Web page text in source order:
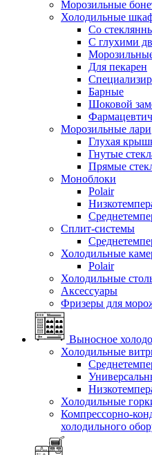
Морозильные
Холодильные
Со
С глухими
Для пекарен
Барные
Шоковой
Морозильные лари
Глухая
Гнутые
Прямые
Моноблоки
Polair
Сплит-системы
Холодильные
Polair
Холодильные
Аксессуары
Фризеры для
Выносное
Холодильные
Холодильные
Компрессорно-
холодильного